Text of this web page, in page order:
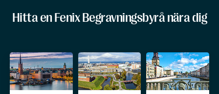
Hitta en Fenix Begravningsbyrå nära dig